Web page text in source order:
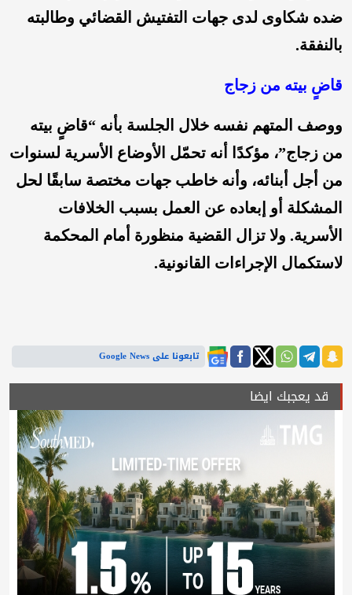
ضده شكاوى لدى جهات التفتيش القضائي وطالبته
بالنفقة.
قاضٍ بيته من زجاج
ووصف المتهم نفسه خلال الجلسة بأنه “قاضٍ بيته
من زجاج”، مؤكدًا أنه تحمّل الأوضاع الأسرية لسنوات
من أجل أبنائه، وأنه خاطب جهات مختصة سابقًا لحل
المشكلة أو إبعاده عن العمل بسبب الخلافات
الأسرية. ولا تزال القضية منظورة أمام المحكمة
لاستكمال الإجراءات القانونية.
تابعونا على Google News
قد يعجبك ايضا